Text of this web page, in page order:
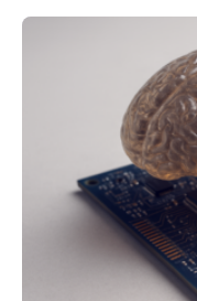
der MindPort GmbH
Lösung zur
Avatare. Gen-
kosteneffiziente
erstellen.
Animation, bei der
und Mimik im